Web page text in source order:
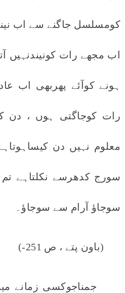
کومسلسل جاگنے سے اب
اب مجھے رات کونیندنہیں
ہونے کوآئے پھربھی اب
رات کوجاگتی ہوں ، دن
معلوم نہیں دن
سورج کدھرسے نکلتاہے تم
سوجاؤ آرام سے سوجاؤ۔
(باون پتے ، ص 251-)
جمناجوکسی زمانے